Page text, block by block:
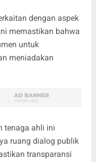
dengan aspek
memastikan bahwa
untuk
meniadakan
tenaga ahli ini
ruang dialog publik
transparansi